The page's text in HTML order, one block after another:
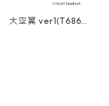
大空翼 ver1(T686-